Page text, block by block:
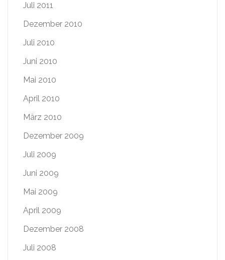
Juli 2011
Dezember 2010
Juli 2010
Juni 2010
Mai 2010
April 2010
März 2010
Dezember 2009
Juli 2009
Juni 2009
Mai 2009
April 2009
Dezember 2008
Juli 2008